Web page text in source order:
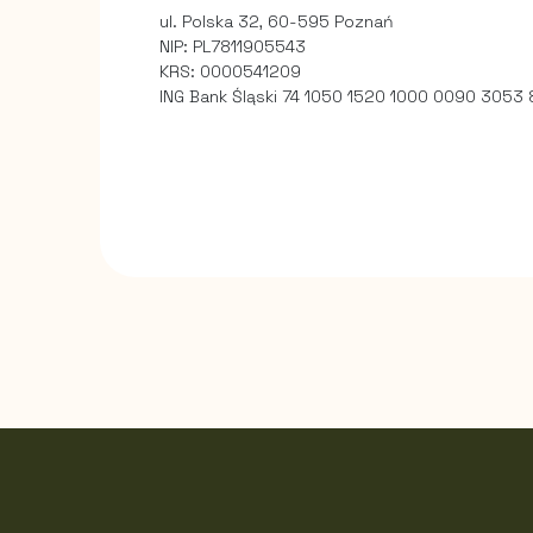
ul. Polska 32, 60-595 Poznań
NIP: PL7811905543
KRS: 0000541209
ING Bank Śląski 74 1050 1520 1000 0090 3053